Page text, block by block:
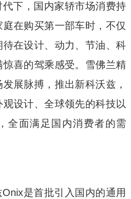
下，国内家轿市场消费持
在购买第一部车时，不仅
在设计、动力、节油、科
喜的驾乘感受。雪佛兰精
展脉搏，推出新科沃兹，
设计、全球领先的科技以
全面满足国内消费者的需
是首批引入国内的通用